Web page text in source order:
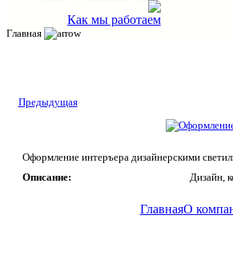
Как мы работаем
Главная
Предыдущая
Оформление интеръера дизайнерскими
Описание:
Дизайн,
ГлавнаяО